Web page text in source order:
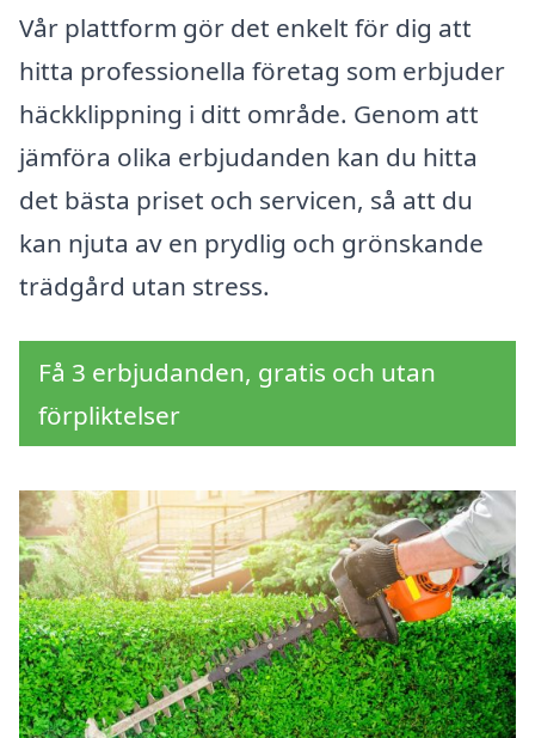
Vår plattform gör det enkelt för dig att
hitta professionella företag som erbjuder
häckklippning i ditt område. Genom att
jämföra olika erbjudanden kan du hitta
det bästa priset och servicen, så att du
kan njuta av en prydlig och grönskande
trädgård utan stress.
Få 3 erbjudanden, gratis och utan
förpliktelser